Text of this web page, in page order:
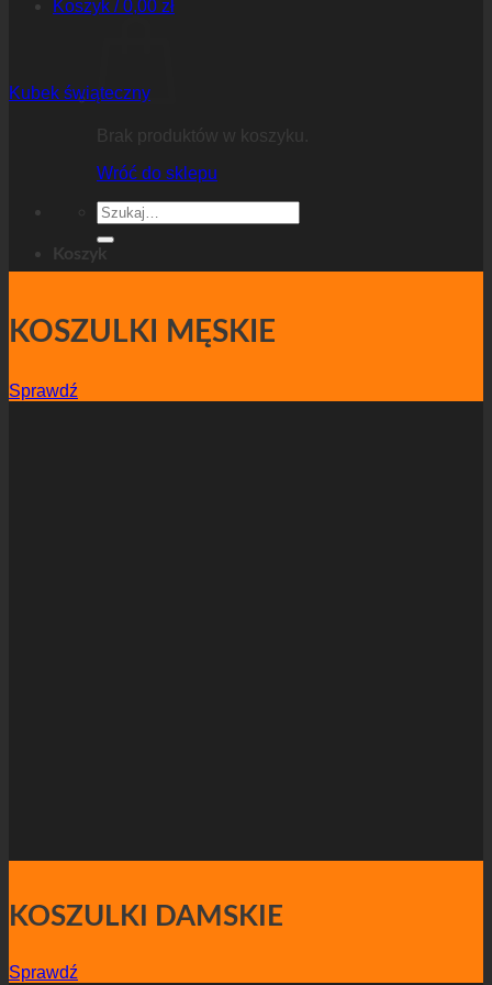
Koszyk /0,00 zł
Brak produktów w koszyku.
Wróć do sklepu
Szukaj:
Koszyk
Kubek świąteczny
KOSZULKI MĘSKIE
Sprawdź
KOSZULKI DAMSKIE
Sprawdź